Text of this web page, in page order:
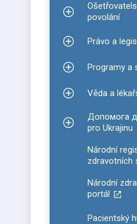
Zobrazitpovolání
ZobrazitPrávo a
ZobrazitProgramy a
ZobrazitVěda a
Zobrazit
Допомога
pro Ukrajinu
Národní
zdravotních
Národní
portál
Pacientský